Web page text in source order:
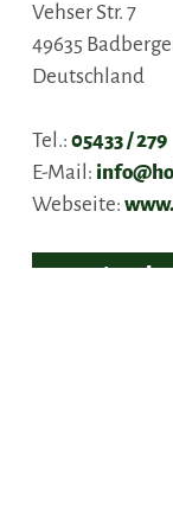
Vehser Str. 7
49635
Deutschland
Tel.: 05433 / 279
E-Mail:
Webseite: